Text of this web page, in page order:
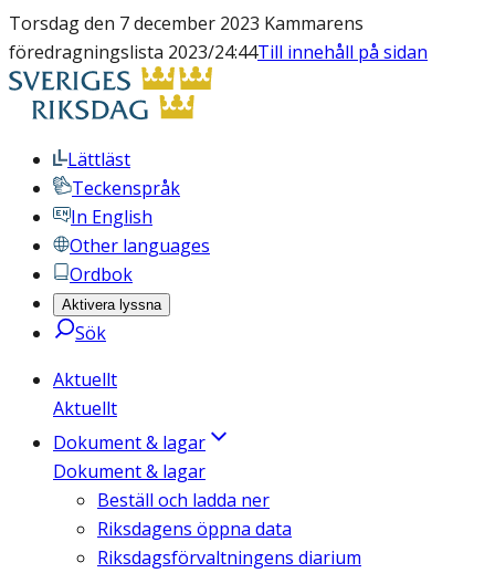
Torsdag den 7 december 2023 Kammarens
föredragningslista 2023/24:44Till innehåll på sidan
Lättläst
Teckenspråk
In English
Other languages
Ordbok
Aktivera lyssna
Sök
Aktuellt
Aktuellt
Dokument & lagar
Dokument & lagar
Beställ och ladda ner
Riksdagens öppna data
Riksdagsförvaltningens diarium